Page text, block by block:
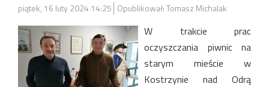
piątek, 16 luty 2024 14:25 Opublikował: Tomasz Michalak
W trakcie prac
oczyszczania piwnic na
starym mieście w
Kostrzynie nad Odrą